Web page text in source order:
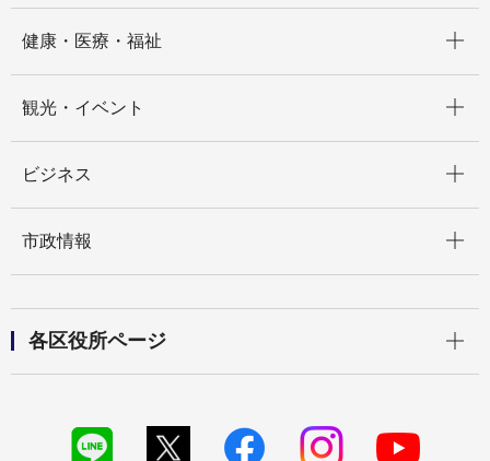
健康・医療・福祉
観光・イベント
ビジネス
市政情報
各区役所ページ